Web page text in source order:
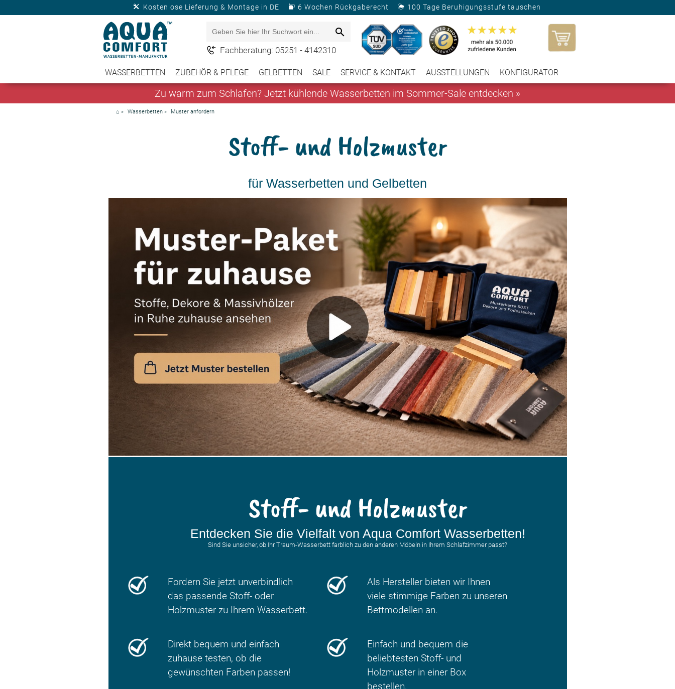
Kostenlose Lieferung & Montage in DE 6 Wochen Rückgaberecht 100 Tage Beruhigungsstufe tauschen
Fachberatung: 05251 - 4142310
WASSERBETTEN ZUBEHÖR & PFLEGE GELBETTEN SALE SERVICE & KONTAKT AUSSTELLUNGEN KONFIGURATOR
Zu warm zum Schlafen? Jetzt kühlende Wasserbetten im Sommer-Sale entdecken »
⌂ » Wasserbetten» Muster anfordern
Stoff- und Holzmuster
für Wasserbetten und Gelbetten
Stoff- und Holzmuster
Entdecken Sie die Vielfalt von Aqua Comfort Wasserbetten!
Sind Sie unsicher, ob Ihr Traum-Wasserbett farblich zu den anderen Möbeln in Ihrem Schlafzimmer passt?
Fordern Sie jetzt unverbindlich
das passende Stoff- oder
Holzmuster zu Ihrem Wasserbett.
Als Hersteller bieten wir Ihnen
viele stimmige Farben zu unseren
Bettmodellen an.
Direkt bequem und einfach
zuhause testen, ob die
gewünschten Farben passen!
Einfach und bequem die
beliebtesten Stoff- und
Holzmuster in einer Box
bestellen.